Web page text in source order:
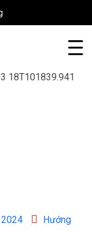
2024
Hướng